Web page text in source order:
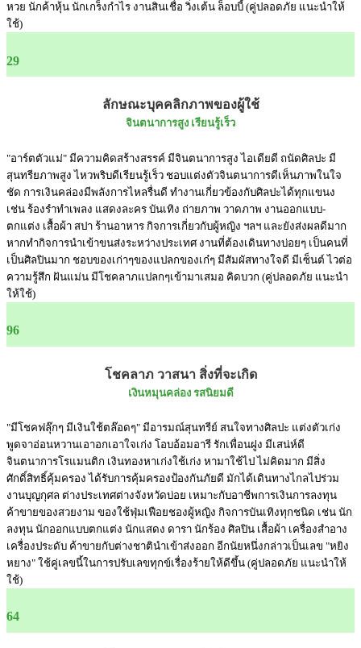
หวย นักค้าหุ้น นักเกร็งกำไร งานสินเชื่อ วิ่งเต้น ล็อบบี้ (คู่ปลอดภัย แนะนำให้
ใช้)
29
ลักษณะบุคคลิกภาพของผู้ใช้
จินตนาการสูง เรียนรู้เร็ว
"อาร์ตตัวแม่" มีความคิดสร้างสรรค์ มีจินตนาการสูง ไอเดียดี ถนัดศิลปะ มี
สุนทรียภาพสูง ไหวพริบดีเรียนรู้เร็ว ชอบแต่งตัวจินตนาการดีเห็นภาพในใจ
ชัด การเงินคล่องมีพลังการไหลรื่นดี ทำงานเกี่ยวข้องกับศิลปะได้ทุกแขนง
เช่น ร้องรำทำเพลง แสดงละคร บันเทิง ถ่ายภาพ วาดภาพ งานออกแบบ-
ตกแต่ง เสื้อผ้า สปา ร้านอาหาร กิจการเกี่ยวกับผู้หญิง ฯลฯ และยังส่งผลดีมาก
หากทำกิจการนำเข้าขนส่งระหว่างประเทศ งานที่ต้องเดินทางบ่อยๆ เป็นคนที่
เป็นศิลปินมาก ชอบของเก่าๆของแปลกของเก๋ๆ มีสัมผัสทางใจดี มีเซ็นต์ ไวต่อ
ความรู้สึก ฝันแม่น มีโชคลาภแปลกๆเข้ามาเสมอ คิดบวก (คู่ปลอดภัย แนะนำ
ให้ใช้)
96
โชคลาภ วาสนา สิ่งที่จะเกิด
เงินหมุนคล่อง รสนิยมดี
"มีโชคฟลุ๊กๆ มีเงินใช้ตล๊อดๆ" มีอารมณ์สุนทรีย์ สนใจทางศิลปะ แต่งตัวเก่ง
พูดจาอ่อนหวานเอาอกเอาใจเก่ง โอบอ้อมอารี รักเพื่อนฝูง มีเสน่ห์ดี
จินตนาการโรแมนติก เงินทองหาเก่งใช้เก่ง หามาใช้ไป ไม่คิดมาก มีสิ่ง
ศักดิ์สิทธิ์คุ้มครอง ได้รับการคุ้มครองป้องกันภัยดี มักได้เดินทางไกลไปร่วม
งานบุญกุศล ต่างประเทศต่างจังหวัดบ่อย เหมาะกับอาชีพการเงินการลงทุน
ค้าขายของสวยงาม ของใช้ฟุ่มเฟือยชองผู้หญิง กิจการบันเทิงทุกชนิด เช่น นัก
ลงทุน นักออกแบบตกแต่ง นักแสดง ดารา นักร้อง ศิลปิน เสื้อผ้า เครื่องสำอาง
เครื่องประดับ ค้าขายกับต่างชาตินำเข้าส่งออก อีกนัยหนึ่งกล่าวเป็นเลข "หยิง
หยาง" ใช้คู่เลขนี้ในการปรับเลขทุกข์เรื่องร้ายให้ดีขึ้น (คู่ปลอดภัย แนะนำให้
ใช้)
64